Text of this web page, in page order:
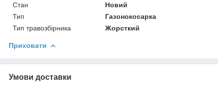
Стан
Новий
Тип
Газонокосарка
Тип травозбірника
Жорсткий
Приховати
Умови доставки